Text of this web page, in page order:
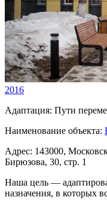
2016
Адаптация: Пути
Наименование объекта:
Адрес: 143000,
Бирюзова, 30, стр. 1
Наша цель —
назначения, в которых